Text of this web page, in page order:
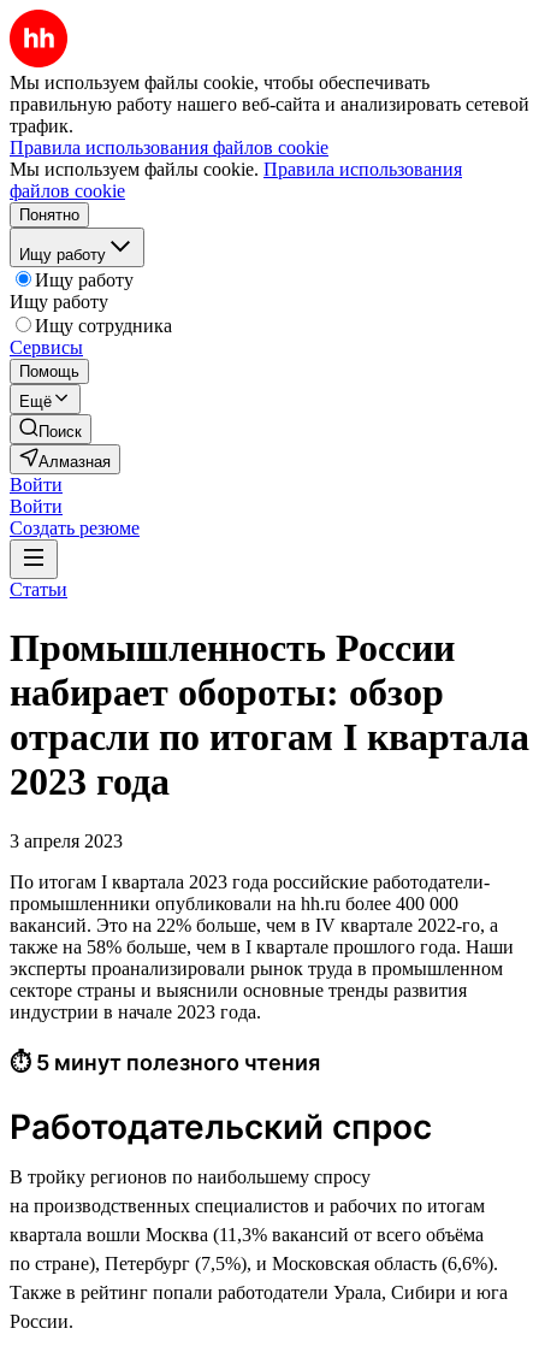
Мы используем файлы cookie, чтобы обеспечивать
правильную работу нашего веб-сайта и анализировать сетевой
трафик.
Правила использования файлов cookie
Мы используем файлы cookie. Правила использования
файлов cookie
Понятно
Ищу работу
Ищу работу
Ищу работу
Ищу сотрудника
Сервисы
Помощь
Ещё
Поиск
Алмазная
Войти
Войти
Создать резюме
Статьи
Промышленность России
набирает обороты: обзор
отрасли по итогам I квартала
2023 года
3 апреля 2023
По итогам I квартала 2023 года российские работодатели-
промышленники опубликовали на hh.ru более 400 000
вакансий. Это на 22% больше, чем в IV квартале 2022-го, а
также на 58% больше, чем в I квартале прошлого года. Наши
эксперты проанализировали рынок труда в промышленном
секторе страны и выяснили основные тренды развития
индустрии в начале 2023 года.
⏱ 5 минут полезного чтения
Работодательский спрос
В тройку регионов по наибольшему спросу
на производственных специалистов и рабочих по итогам
квартала вошли Москва (11,3% вакансий от всего объёма
по стране), Петербург (7,5%), и Московская область (6,6%).
Также в рейтинг попали работодатели Урала, Сибири и юга
России.